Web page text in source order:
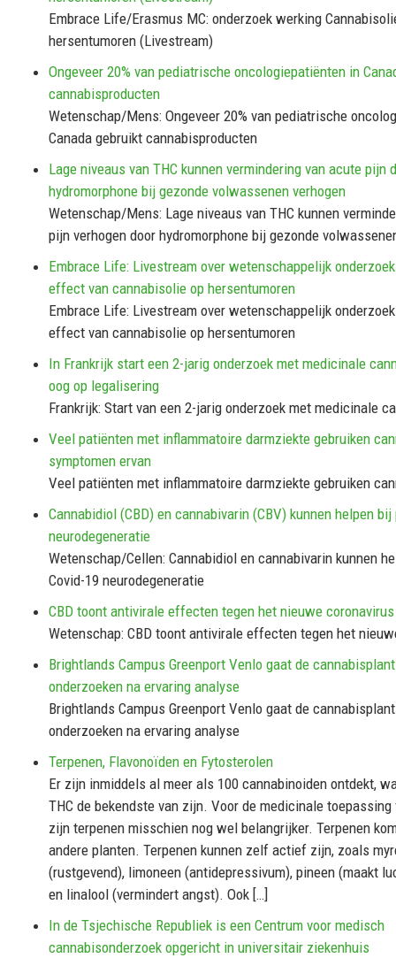
Embrace Life/Erasmus MC: onderzoek werking
hersentumoren (Livestream)
Ongeveer 20% van pediatrische oncologiepatiënten in
cannabisproducten
Wetenschap/Mens: Ongeveer 20% van pediatrische
Canada gebruikt cannabisproducten
Lage niveaus van THC kunnen vermindering van acute pijn
hydromorphone bij gezonde volwassenen verhogen
Wetenschap/Mens: Lage niveaus van THC kunnen
pijn verhogen door hydromorphone bij gezonde
Embrace Life: Livestream over wetenschappelijk
effect van cannabisolie op hersentumoren
Embrace Life: Livestream over wetenschappelijk
effect van cannabisolie op hersentumoren
In Frankrijk start een 2-jarig onderzoek met medicinale
oog op legalisering
Frankrijk: Start van een 2-jarig onderzoek met medicinale
Veel patiënten met inflammatoire darmziekte gebruiken
symptomen ervan
Veel patiënten met inflammatoire darmziekte gebruiken
Cannabidiol (CBD) en cannabivarin (CBV) kunnen helpen
neurodegeneratie
Wetenschap/Cellen: Cannabidiol en cannabivarin kunnen
Covid-19 neurodegeneratie
CBD toont antivirale effecten tegen het nieuwe coronavirus
Wetenschap: CBD toont antivirale effecten tegen het
Brightlands Campus Greenport Venlo gaat de
onderzoeken na ervaring analyse
Brightlands Campus Greenport Venlo gaat de
onderzoeken na ervaring analyse
Terpenen, Flavonoïden en Fytosterolen
Er zijn inmiddels al meer als 100 cannabinoiden ontdekt,
THC de bekendste van zijn. Voor de medicinale toepassing
zijn terpenen misschien nog wel belangrijker. Terpenen
andere planten. Terpenen kunnen zelf actief zijn, zoals
(rustgevend), limoneen (antidepressivum), pineen (maakt
en linalool (vermindert angst). Ook […]
In de Tsjechische Republiek is een Centrum voor medisch
cannabisonderzoek opgericht in universitair ziekenhuis